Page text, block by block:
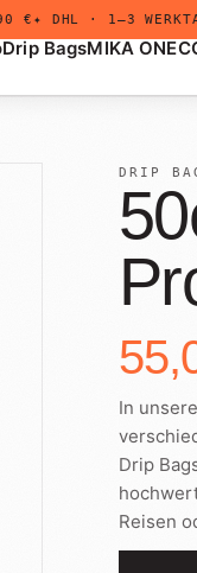
€ ✦ DHL · 1–3
Drip BagsMIKA ONE
Untermenü
DRIP
In
Drip
Reisen